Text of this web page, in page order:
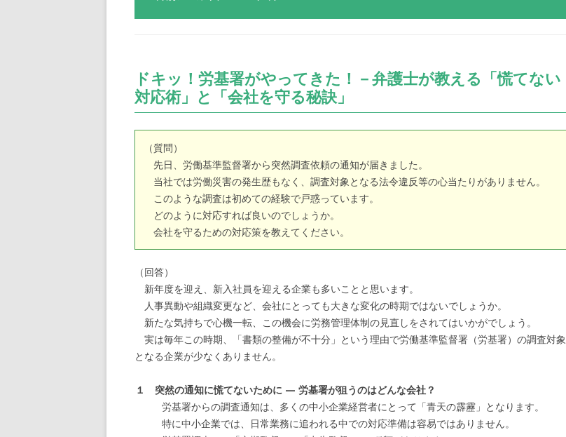
ドキッ！労基署がやってきた！－弁護士が教える「慌てない
対応術」と「会社を守る秘訣」
（質問）
先日、労働基準監督署から突然調査依頼の通知が届きました。
当社では労働災害の発生歴もなく、調査対象となる法令違反等の心当たりがありません。
このような調査は初めての経験で戸惑っています。
どのように対応すれば良いのでしょうか。
会社を守るための対応策を教えてください。
（回答）
新年度を迎え、新入社員を迎える企業も多いことと思います。
人事異動や組織変更など、会社にとっても大きな変化の時期ではないでしょうか。
新たな気持ちで心機一転、この機会に労務管理体制の見直しをされてはいかがでしょう。
実は毎年この時期、「書類の整備が不十分」という理由で労働基準監督署（労基署）の調査対象
となる企業が少なくありません。
１ 突然の通知に慌てないために — 労基署が狙うのはどんな会社？
労基署からの調査通知は、多くの中小企業経営者にとって「青天の霹靂」となります。
特に中小企業では、日常業務に追われる中での対応準備は容易ではありません。